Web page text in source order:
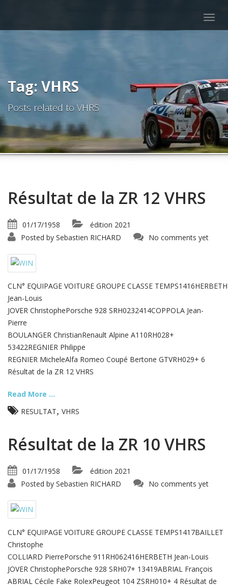
Tag: VHRS
Posts related to VHRS
Résultat de la ZR 12 VHRS
01/17/1958
édition 2021
Posted by Sebastien RICHARD No comments yet
CLN° EQUIPAGE VOITURE GROUPE CLASSE TEMPS1416HERBETH
Jean-Louis
JOVER ChristophePorsche 928 SRH0232414COPPOLA Jean-
Pierre
BOULANGER ChristianRenault Alpine A110RH028+
53422REGNIER Philippe
REGNIER MicheleAlfa Romeo Coupé Bertone GTVRH029+ 6
Résultat de la ZR 12 VHRS
Read More ...
RESULTAT, VHRS
Résultat de la ZR 10 VHRS
01/17/1958
édition 2021
Posted by Sebastien RICHARD No comments yet
CLN° EQUIPAGE VOITURE GROUPE CLASSE TEMPS1417BAILLET
Christophe
COLLIARD PierrePorsche 911RH062416HERBETH Jean-Louis
JOVER ChristophePorsche 928 SRH07+ 13419ABRIAL François
ABRIAL Cécile Fake RolexPeugeot 104 ZSRH010+ 4 Résultat de